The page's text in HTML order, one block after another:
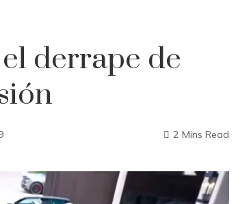
derrape de
2 Mins Read